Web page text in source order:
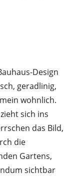
Design
geradlinig,
wohnlich.
sich ins
das Bild,
die
Gartens,
sichtbar